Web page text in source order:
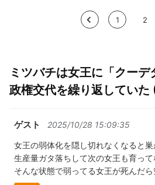
< 1 2
ミツバチは女王に「クーデ
政権交代を繰り返していた
ゲスト 2025/10/28 15:09:35
女王の弱体化を隠し切れなくなると
生産量ガタ落ちして次の女王も育っ
そんな状態で弱ってる女王が死んだ